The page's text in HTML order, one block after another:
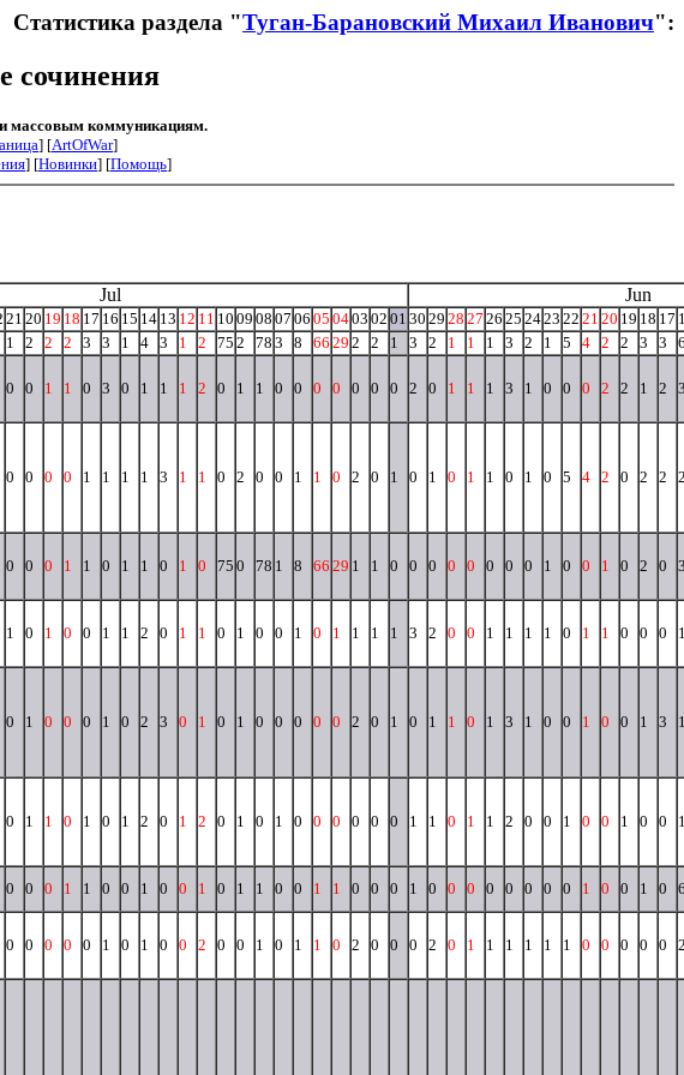
Статистика раздела "Туган-Барановский Михаил Иванович":
сочинения
и массовым коммуникациям.
] [ArtOfWar]
] [Новинки] [Помощь]
Jul
Jun
21 20 19 18 17 16 15 14 13 12 11 10 09 08 07 06 05 0403 02 01 30 29 28 27 26 25 2423 22 21 20 19 18 17
1 2 2 2 3 3 1 4 3 1 2 75 2 78 3 8 66 29 2 2 1 3 2 1 1 1 3 2 1 5 4 2 2 3 3
0 0 1 1 0 3 0 1 1 1 2 0 1 1 0 0 0 0 0 0 0 2 0 1 1 1 3 1 0 0 0 2 2 1 2
0 0 0 0 1 1 1 1 3 1 1 0 2 0 0 1 1 0 2 0 1 0 1 0 1 1 0 1 0 5 4 2 0 2 2
0 0 0 1 1 0 1 1 0 1 0 75 0 78 1 8 66 29 1 1 0 0 0 0 0 0 0 0 1 0 0 1 0 2 0
1 0 1 0 0 1 1 2 0 1 1 0 1 0 0 1 0 1 1 1 1 3 2 0 0 1 1 1 1 0 1 1 0 0 0
0 1 0 0 0 1 0 2 3 0 1 0 1 0 0 0 0 0 2 0 1 0 1 1 0 1 3 1 0 0 1 0 0 1 3
0 1 1 0 1 0 1 2 0 1 2 0 1 0 1 0 0 0 0 0 0 1 1 0 1 1 2 0 0 1 0 0 1 0 0
0 0 0 1 1 0 0 1 0 0 1 0 1 1 0 0 1 1 0 0 0 1 0 0 0 0 0 0 0 0 1 0 0 1 0
0 0 0 0 0 1 0 1 0 0 2 0 0 1 0 1 1 0 2 0 0 0 2 0 1 1 1 1 1 1 0 0 0 0 0